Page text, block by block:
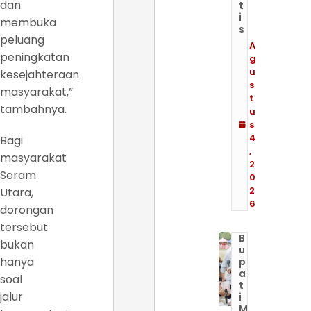
dan
membuka
peluang
peningkatan
kesejahteraan
masyarakat,”
tambahnya.
Bagi
masyarakat
Seram
Utara,
dorongan
tersebut
bukan
hanya
soal
jalur
t
i
s
A
g
u
s
t
u
s
4
,
2
0
2
6
B
u
p
a
t
i